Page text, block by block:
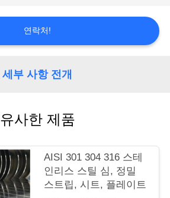
연락처!
세부 사항 전개
유사한 제품
AISI 301 304 316 스테
인리스 스틸 심, 정밀
스트립, 시트, 플레이트